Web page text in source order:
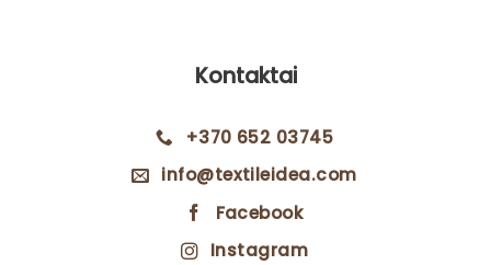
Kontaktai
+370 652 03745
info@textileidea.com
Facebook
Instagram